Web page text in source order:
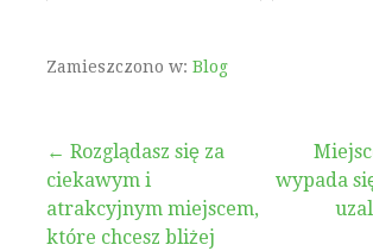
Zamieszczono w: Blog
Nawigacja
wpisu
← Rozglądasz się za
ciekawym i
atrakcyjnym miejscem,
które chcesz bliżej
wypada